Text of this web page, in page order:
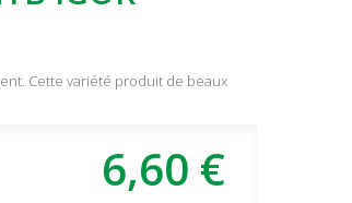
Cette variété produit de beaux
6,60 €